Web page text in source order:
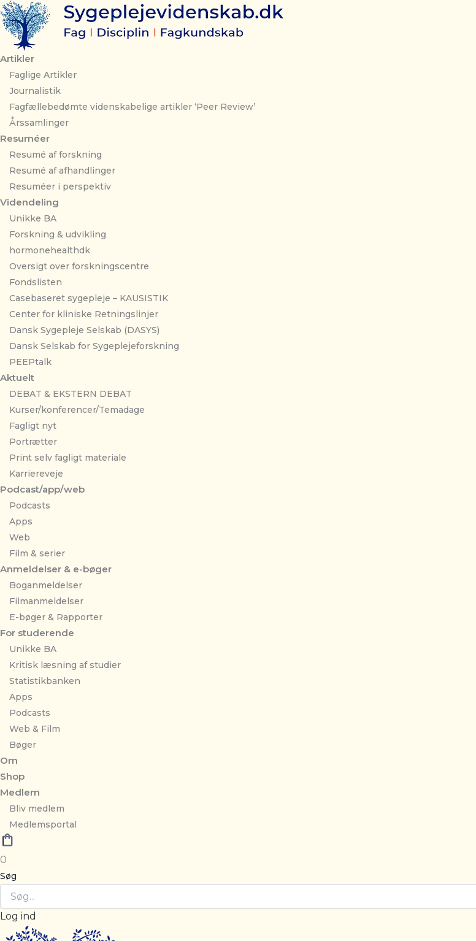
Gå
til
indholdet
Artikler
Faglige Artikler
Journalistik
Fagfællebedømte videnskabelige artikler ‘Peer Review’
Årssamlinger
Resuméer
Resumé af forskning
Resumé af afhandlinger
Resuméer i perspektiv
Videndeling
Unikke BA
Forskning & udvikling
hormonehealthdk
Oversigt over forskningscentre
Fondslisten
Casebaseret sygepleje – KAUSISTIK
Center for kliniske Retningslinjer
Dansk Sygepleje Selskab (DASYS)
Dansk Selskab for Sygeplejeforskning
PEEPtalk
Aktuelt
DEBAT & EKSTERN DEBAT
Kurser/konferencer/Temadage
Fagligt nyt
Portrætter
Print selv fagligt materiale
Karriereveje
Podcast/app/web
Podcasts
Apps
Web
Film & serier
Anmeldelser & e-bøger
Boganmeldelser
Filmanmeldelser
E-bøger & Rapporter
For studerende
Unikke BA
Kritisk læsning af studier
Statistikbanken
Apps
Podcasts
Web & Film
Bøger
Om
Shop
Medlem
Bliv medlem
Medlemsportal
0
Søg
Log ind